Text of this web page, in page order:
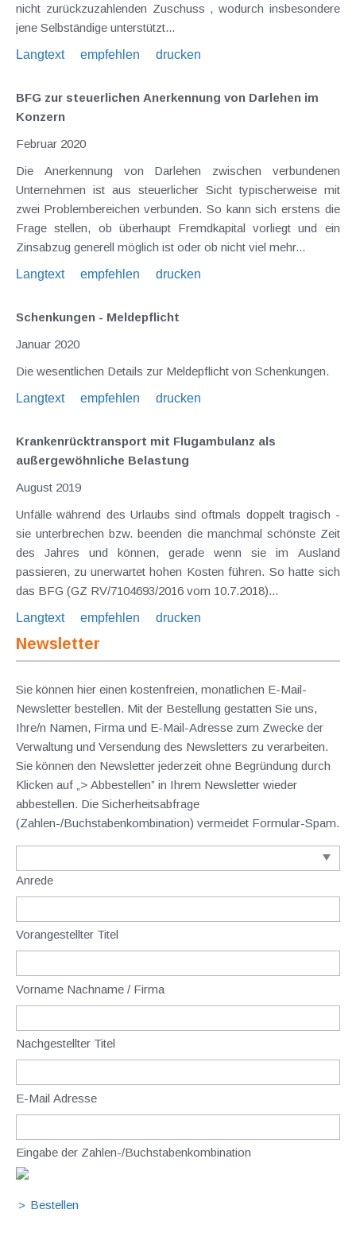
nicht zurückzuzahlenden Zuschuss , wodurch insbesondere
jene Selbständige unterstützt...
Langtext
empfehlen drucken
BFG zur steuerlichen Anerkennung von Darlehen im
Konzern
Februar 2020
Die Anerkennung von Darlehen zwischen verbundenen
Unternehmen ist aus steuerlicher Sicht typischerweise mit
zwei Problembereichen verbunden. So kann sich erstens die
Frage stellen, ob überhaupt Fremdkapital vorliegt und ein
Zinsabzug generell möglich ist oder ob nicht viel mehr...
Langtext
empfehlen drucken
Schenkungen - Meldepflicht
Januar 2020
Die wesentlichen Details zur Meldepflicht von Schenkungen.
Langtext
empfehlen drucken
Krankenrücktransport mit Flugambulanz als
außergewöhnliche Belastung
August 2019
Unfälle während des Urlaubs sind oftmals doppelt tragisch -
sie unterbrechen bzw. beenden die manchmal schönste Zeit
des Jahres und können, gerade wenn sie im Ausland
passieren, zu unerwartet hohen Kosten führen. So hatte sich
das BFG (GZ RV/7104693/2016 vom 10.7.2018)...
Langtext
empfehlen drucken
Newsletter
Sie können hier einen kostenfreien, monatlichen E-Mail-
Newsletter bestellen. Mit der Bestellung gestatten Sie uns,
Ihre/n Namen, Firma und E-Mail-Adresse zum Zwecke der
Verwaltung und Versendung des Newsletters zu verarbeiten.
Sie können den Newsletter jederzeit ohne Begründung durch
Klicken auf „> Abbestellen” in Ihrem Newsletter wieder
abbestellen. Die Sicherheitsabfrage
(Zahlen-/Buchstabenkombination) vermeidet Formular-Spam.
Anrede
Vorangestellter Titel
Vorname Nachname / Firma
Nachgestellter Titel
E-Mail Adresse
Eingabe der Zahlen-/Buchstabenkombination